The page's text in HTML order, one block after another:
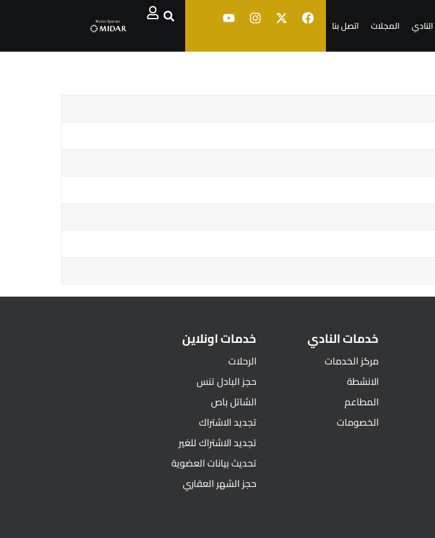
النادي المجلات اتصل بنا
خدمات النادي
مركز الخدمات
الانشطة
المطاعم
الخصومات
خدمات اونلاين
الرحلات
حجز البادل تنس
الشاتل باص
تجديد الاشتراك
تجديد الاشتراك للغير
تحديث بيانات العضوية
حجز الشهر العقاري